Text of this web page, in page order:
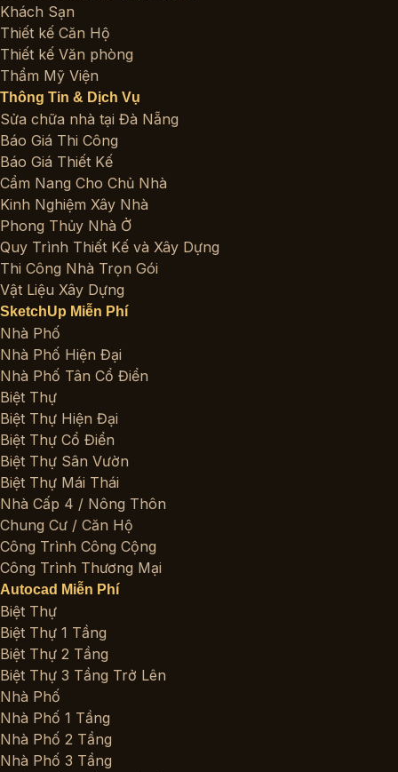
Khách Sạn
Thiết kế Căn Hộ
Thiết kế Văn phòng
Thẩm Mỹ Viện
Thông Tin & Dịch Vụ
Sửa chữa nhà tại Đà Nẵng
Báo Giá Thi Công
Báo Giá Thiết Kế
Cẩm Nang Cho Chủ Nhà
Kinh Nghiệm Xây Nhà
Phong Thủy Nhà Ở
Quy Trình Thiết Kế và Xây Dựng
Thi Công Nhà Trọn Gói
Vật Liệu Xây Dựng
SketchUp Miễn Phí
Nhà Phố
Nhà Phố Hiện Đại
Nhà Phố Tân Cổ Điển
Biệt Thự
Biệt Thự Hiện Đại
Biệt Thự Cổ Điển
Biệt Thự Sân Vườn
Biệt Thự Mái Thái
Nhà Cấp 4 / Nông Thôn
Chung Cư / Căn Hộ
Công Trình Công Cộng
Công Trình Thương Mại
Autocad Miễn Phí
Biệt Thự
Biệt Thự 1 Tầng
Biệt Thự 2 Tầng
Biệt Thự 3 Tầng Trở Lên
Nhà Phố
Nhà Phố 1 Tầng
Nhà Phố 2 Tầng
Nhà Phố 3 Tầng